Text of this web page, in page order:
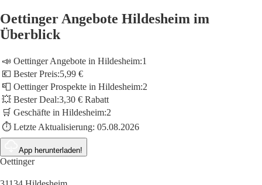
Oettinger Angebote Hildesheim im
Überblick
📣 Oettinger Angebote in Hildesheim:1
💶 Bester Preis:5,99 €
📮 Oettinger Prospekte in Hildesheim:2
💥 Bester Deal:3,30 € Rabatt
🛒 Geschäfte in Hildesheim:2
⏱️ Letzte Aktualisierung: 05.08.2026
App herunterladen!
Oettinger